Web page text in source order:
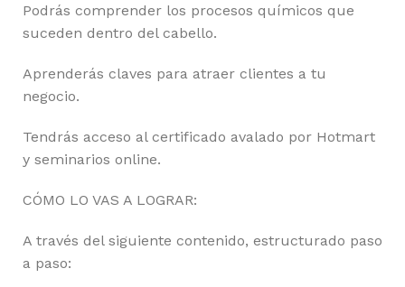
Podrás comprender los procesos químicos que
suceden dentro del cabello.
Aprenderás claves para atraer clientes a tu
negocio.
Tendrás acceso al certificado avalado por Hotmart
y seminarios online.
CÓMO LO VAS A LOGRAR:
A través del siguiente contenido, estructurado paso
a paso: